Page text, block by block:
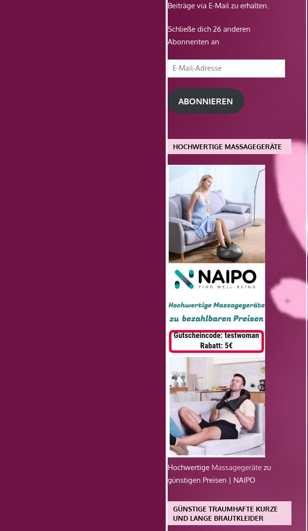
Beiträge via E-Mail zu erhalten.
Schließe dich 26 anderen
Abonnenten an
E-
Mail-
Adresse
ABONNIEREN
HOCHWERTIGE MASSAGEGERÄTE
Hochwertige Massagegeräte zu
günstigen Preisen | NAIPO
GÜNSTIGE TRAUMHAFTE KURZE
UND LANGE BRAUTKLEIDER